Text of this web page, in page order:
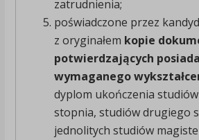
zatrudnienia;
poświadczone przez
z oryginałem kopie
potwierdzających
wymaganego
dyplom ukończenia
stopnia, studiów drugiego
jednolitych studiów